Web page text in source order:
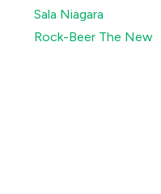
Sala Niagara
Rock-Beer The New